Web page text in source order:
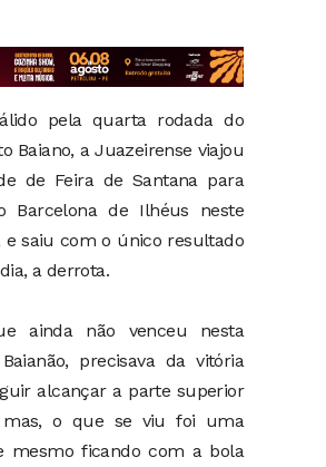
pela quarta rodada do
Baiano, a Juazeirense viajou
de Feira de Santana para
Barcelona de Ilhéus neste
e saiu com o único resultado
a derrota.
ainda não venceu nesta
precisava da vitória
alcançar a parte superior
mas, o que se viu foi uma
mesmo ficando com a bola